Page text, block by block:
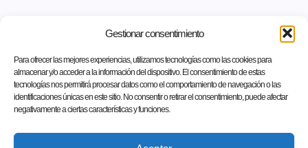
Gestionar consentimiento
Para ofrecer las mejores experiencias, utilizamos tecnologías como las cookies para
almacenar y/o acceder a la información del dispositivo. El consentimiento de estas
tecnologías nos permitirá procesar datos como el comportamiento de navegación o las
identificaciones únicas en este sitio. No consentir o retirar el consentimiento, puede afectar
negativamente a ciertas características y funciones.